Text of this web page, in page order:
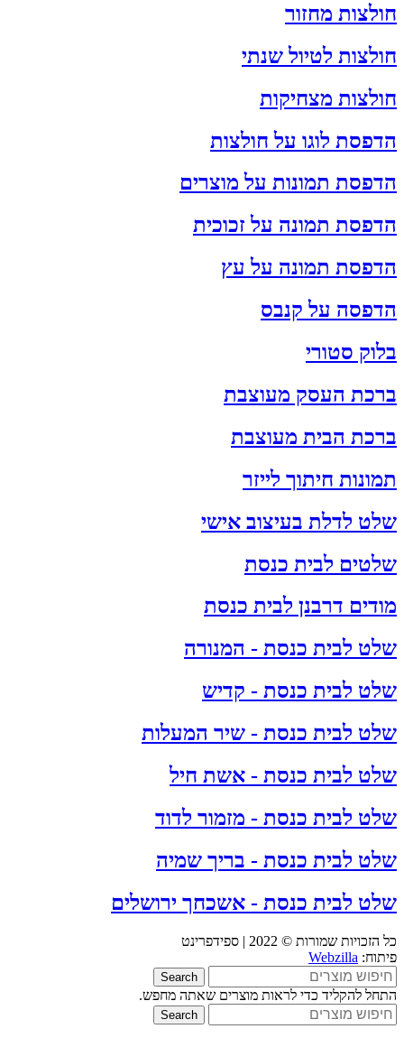
חולצות מחזור
חולצות לטיול שנתי
חולצות מצחיקות
הדפסת לוגו על חולצות
הדפסת תמונות על מוצרים
הדפסת תמונה על זכוכית
הדפסת תמונה על עץ
הדפסה על קנבס
בלוק סטורי
ברכת העסק מעוצבת
ברכת הבית מעוצבת
תמונות חיתוך לייזר
שלט לדלת בעיצוב אישי
שלטים לבית כנסת
מודים דרבנן לבית כנסת
שלט לבית כנסת - המנורה
שלט לבית כנסת - קדיש
שלט לבית כנסת - שיר המעלות
שלט לבית כנסת - אשת חיל
שלט לבית כנסת - מזמור לדוד
שלט לבית כנסת - בריך שמיה
שלט לבית כנסת - אשכחך ירושלים
כל הזכויות שמורות © 2022 | ספידפרינט
פיתוח: Webzilla
Search
התחל להקליד כדי לראות מוצרים שאתה מחפש.
Search